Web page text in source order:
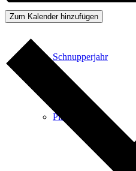
Schnupperjahr
Platzreife
Zum Kalender hinzufügen